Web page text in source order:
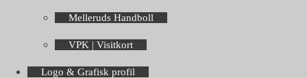
Melleruds Handboll
VPK | Visitkort
Logo & Grafisk profil